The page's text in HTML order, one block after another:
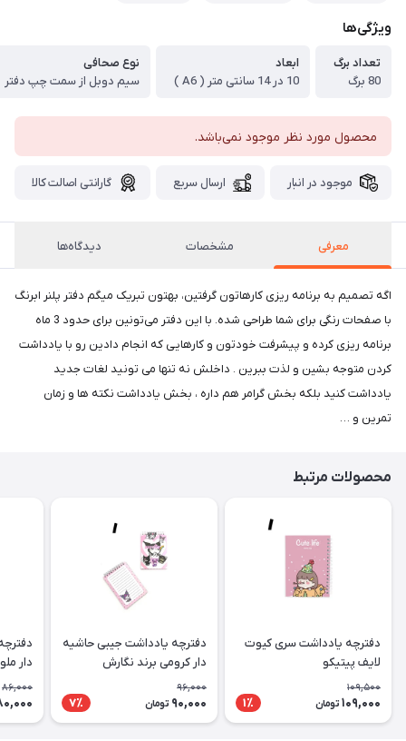
ویژگی‌ها
تعداد برگ
80 برگ
ابعاد
10 در 14 سانتی متر ( A6 )
نوع صحافی
سیم دوبل از سمت چپ دفتر
محصول مورد نظر موجود نمی‌باشد.
موجود در انبار ارسال سریع گارانتی اصالت کالا
معرفی مشخصات دیدگاه‌ها
اگه تصمیم به برنامه ریزی کارهاتون گرفتین، بهتون تبریک میگم دفتر پلنر ابرنگ
با صفحات رنگی برای شما طراحی شده. با این دفتر می‌تونین برای حدود 3 ماه
برنامه ریزی کرده و پیشرفت خودتون و کارهایی که انجام دادین رو با یادداشت
کردن متوجه بشین و لذت ببرین . داخلش نه تنها می تونید لغات جدید
یادداشت کنید بلکه بخش گرامر هم داره ، بخش یادداشت نکته ها و زمان
تمرین و …
محصولات مرتبط
دفترچه یادداشت سری کیوت
لایف پیتیکو
109,500
109,000 تومان 1٪
دفترچه یادداشت جیبی حاشیه
دار کرومی برند نگارش
96,000
90,000 تومان 7٪
دار
86,000